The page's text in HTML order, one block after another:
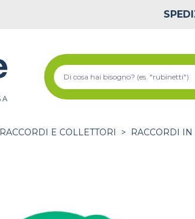
RACCORDI E COLLETTORI > RACCORDI